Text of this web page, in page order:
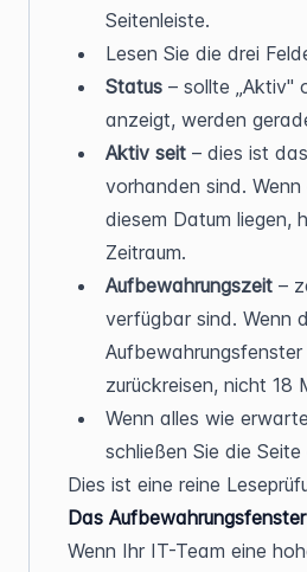
Seitenleiste.
Lesen Sie die drei
Status – sollte „Aktiv"
anzeigt, werden
Aktiv seit – dies ist
vorhanden sind.
diesem Datum liegen,
Zeitraum.
Aufbewahrungszeit –
verfügbar sind. Wenn
zurückreisen, nicht 18
Wenn alles wie
schließen Sie die
Dies ist eine reine
Das
Wenn Ihr IT-Team eine